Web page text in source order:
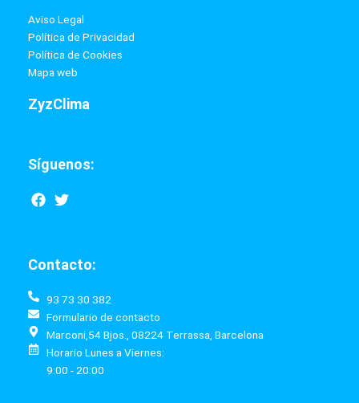
Aviso Legal
Política de Privacidad
Política de Cookies
Mapa web
ZyzClima
Síguenos:
F
a
o
k
T
w
e
Contacto:
93 73 30 382
Formulario de contacto
Marconi,54 Bjos., 08224 Terrassa, Barcelona
Horario Lunes a Viernes:
9:00 - 20:00